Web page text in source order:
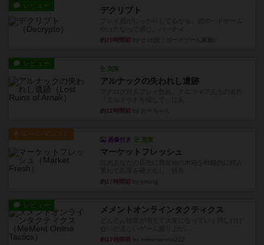
レビュー デクリプト
約10時間前
レビュー
充実
アルナックの失われし遺跡
約12時間前
ルール/インスト
画像付き 充実
マーケットフレッシュ
約17時間前
レビュー メメントオンラインタクティクス
約17時間前